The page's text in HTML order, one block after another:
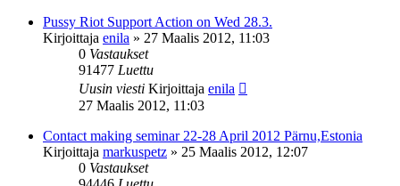
Pussy Riot Support Action on Wed 28.3.
Kirjoittaja enila » 27 Maalis 2012, 11:03
0 Vastaukset
91477 Luettu
Uusin viesti Kirjoittaja enila
27 Maalis 2012, 11:03
Contact making seminar 22-28 April 2012 Pärnu,Estonia
Kirjoittaja markuspetz » 25 Maalis 2012, 12:07
0 Vastaukset